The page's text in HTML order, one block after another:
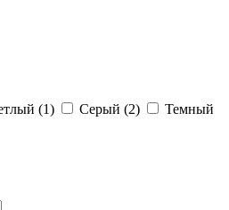
(1) Серый (2)
Темный